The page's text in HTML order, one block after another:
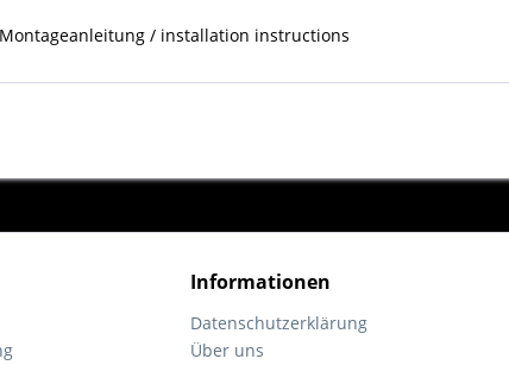
/ installation instructions
Informationen
Datenschutzerklärung
Über uns